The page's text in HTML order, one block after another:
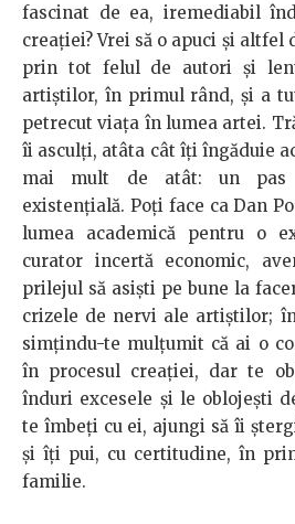
fascinat de ea, iremediabil
creaţiei? Vrei să o apuci şi altfel
prin tot felul de autori şi
artiştilor, în primul rând, şi a
petrecut viaţa în lumea artei.
îi asculţi, atâta cât îţi îngăduie
mai mult de atât: un pas
existenţială. Poţi face ca Dan
lumea academică pentru o
curator incertă economic,
prilejul să asişti pe bune la
crizele de nervi ale artiştilor;
simţindu-te mulţumit că ai o
în procesul creaţiei, dar te
înduri excesele şi le oblojeşti
te îmbeţi cu ei, ajungi să îi
şi îţi pui, cu certitudine, în
familie.